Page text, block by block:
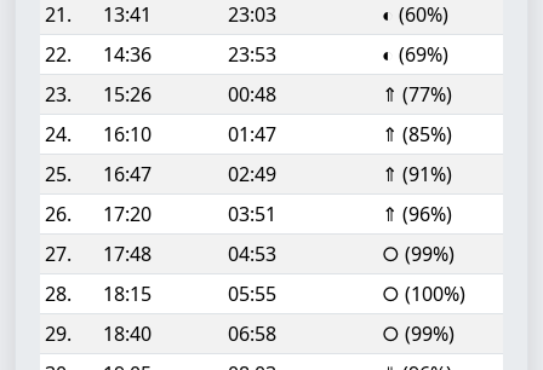
21.
13:41 23:03
◐ (60%)
22.
14:36 23:53
◐ (69%)
23.
15:26 00:48
⇑ (77%)
24.
16:10 01:47
⇑ (85%)
25.
16:47 02:49
⇑ (91%)
26.
17:20 03:51
⇑ (96%)
27.
17:48 04:53
○ (99%)
28.
18:15 05:55
○ (100%)
29.
18:40 06:58
○ (99%)